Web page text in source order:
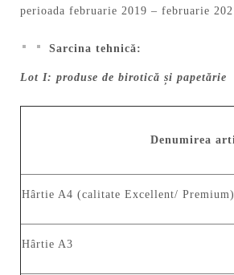
perioada februarie 2019 – februarie
Sarcina tehnică:
Lot I: produse de birotică și papetărie
Denumirea
Hârtie A4 (calitate Excellent/ Premium)
Hârtie A3